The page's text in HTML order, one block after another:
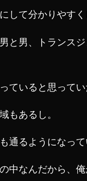
して分かりやすく
と男、トランス
ていると思って
もあるし。
通るようになっ
中なんだから、